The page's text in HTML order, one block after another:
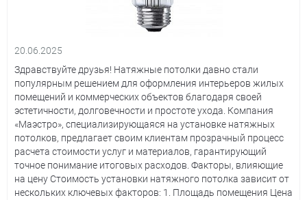
20.06.2025
Здравствуйте друзья! Натяжные потолки давно стали
популярным решением для оформления интерьеров жилых
помещений и коммерческих объектов благодаря своей
эстетичности, долговечности и простоте ухода. Компания
«Маэстро», специализирующаяся на установке натяжных
потолков, предлагает своим клиентам прозрачный процесс
расчета стоимости услуг и материалов, гарантирующий
точное понимание итоговых расходов. Факторы, влияющие
на цену Стоимость установки натяжного потолка зависит от
нескольких ключевых факторов: 1. Площадь помещения Цена